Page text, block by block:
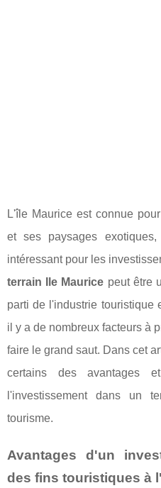
L'île Maurice est connue
et ses paysages
intéressant pour les
terrain Ile Maurice peut être
parti de l'industrie touristique
il y a de nombreux facteurs à
faire le grand saut. Dans cet
certains des avantages
l'investissement dans un
tourisme.
Avantages d'un
des fins touristiques à